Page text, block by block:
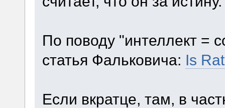
По поводу "интеллект =
статья Фальковича: Is
Если вкратце, там, в